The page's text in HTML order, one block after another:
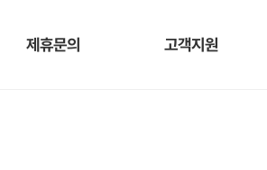
제휴문의 고객지원